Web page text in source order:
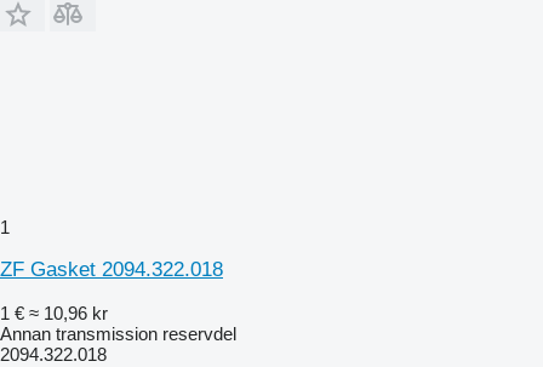
1
ZF Gasket 2094.322.018
1 € ≈ 10,96 kr
Annan transmission reservdel
2094.322.018